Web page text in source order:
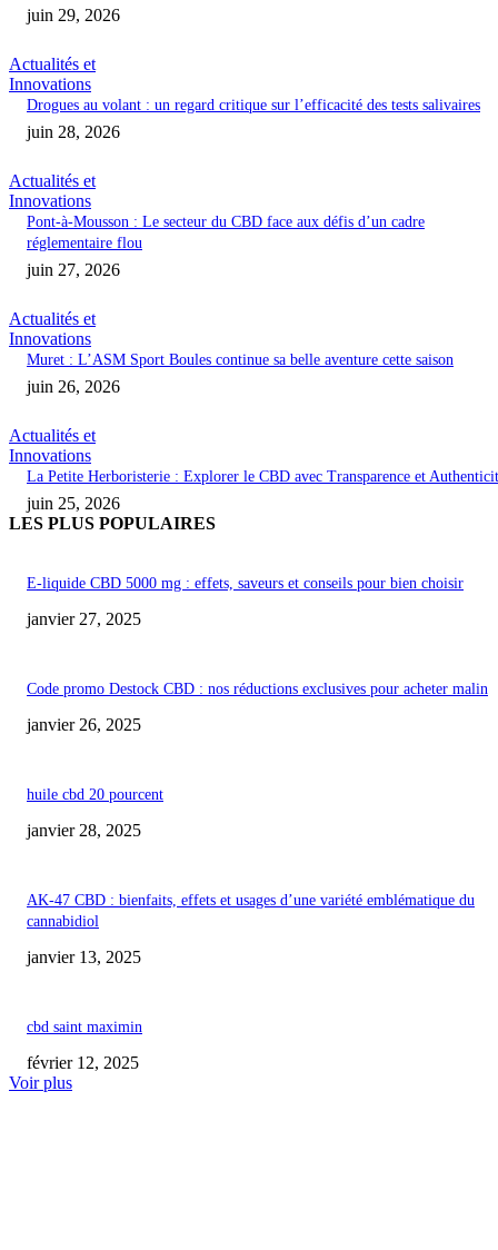
juin 29, 2026
Actualités et
Innovations
Drogues au volant : un regard critique sur l’efficacité des tests salivaires
juin 28, 2026
Actualités et
Innovations
Pont-à-Mousson : Le secteur du CBD face aux défis d’un cadre
réglementaire flou
juin 27, 2026
Actualités et
Innovations
Muret : L’ASM Sport Boules continue sa belle aventure cette saison
juin 26, 2026
Actualités et
Innovations
La Petite Herboristerie : Explorer le CBD avec Transparence et
juin 25, 2026
LES PLUS POPULAIRES
E-liquide CBD 5000 mg : effets, saveurs et conseils pour bien choisir
janvier 27, 2025
Code promo Destock CBD : nos réductions exclusives pour acheter malin
janvier 26, 2025
huile cbd 20 pourcent
janvier 28, 2025
AK-47 CBD : bienfaits, effets et usages d’une variété emblématique du
cannabidiol
janvier 13, 2025
cbd saint maximin
février 12, 2025
Voir plus